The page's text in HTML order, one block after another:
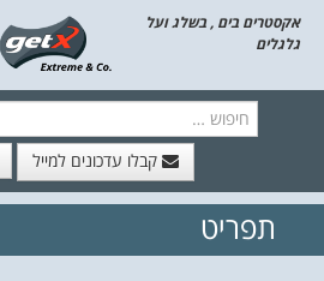
אקסטרים בים , בשלג ועל
גלגלים
קבלו עדכונים למייל
// הצטרף לרשימת
תפריט